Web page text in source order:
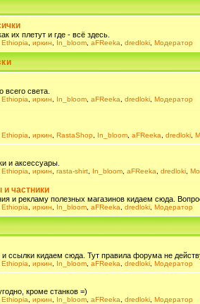
их плетут и где - всё здесь.
Ethiopia иркин In_bloom aFReeka dredloki Модератор
всего света.
Ethiopia иркин In_bloom aFReeka dredloki Модератор
Ethiopia иркин RastaShop In_bloom aFReeka dredloki
и аксессуары.
Ethiopia иркин rasta-shirt In_bloom aFReeka dredloki
и частники
и рекламу полезных магазинов кидаем сюда.
Ethiopia иркин In_bloom aFReeka dredloki Модератор
и ссылки кидаем сюда. Тут правила форума не
Ethiopia иркин In_bloom aFReeka dredloki Модератор
кроме станков =)
Ethiopia иркин In_bloom aFReeka dredloki Модератор